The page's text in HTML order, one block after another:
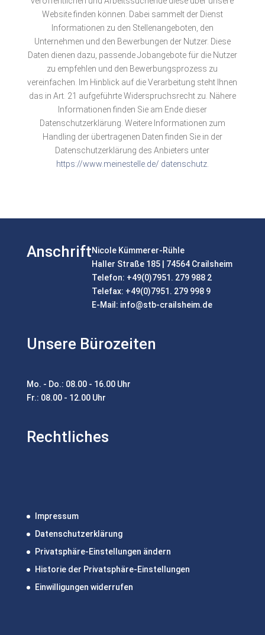
Website finden können. Dabei sammelt der Dienst
Informationen zu den Stellenangeboten, den
Unternehmen und den Bewerbungen der Nutzer. Diese
Daten dienen dazu, passende Jobangebote für die Nutzer
zu empfehlen und den Bewerbungsprozess zu
vereinfachen. Im Hinblick auf die Verarbeitung steht Ihnen
das in Art. 21 aufgeführte Widerspruchsrecht zu. Nähere
Informationen finden Sie am Ende dieser
Datenschutzerklärung. Weitere Informationen zum
Handling der übertragenen Daten finden Sie in der
Datenschutzerklärung des Anbieters unter
https://www.meinestelle.de/ datenschutz.
AnschriftNicole Kümmerer-Rühle
Haller Straße 185 | 74564 Crailsheim
Telefon: +49(0)7951. 279 988 2
Telefax: +49(0)7951. 279 998 9
E-Mail: info@stb-crailsheim.de
Unsere Bürozeiten
Mo. - Do.: 08.00 - 16.00 Uhr
Fr.: 08.00 - 12.00 Uhr
Rechtliches
Impressum
Datenschutzerklärung
Privatsphäre-Einstellungen ändern
Historie der Privatsphäre-Einstellungen
Einwilligungen widerrufen